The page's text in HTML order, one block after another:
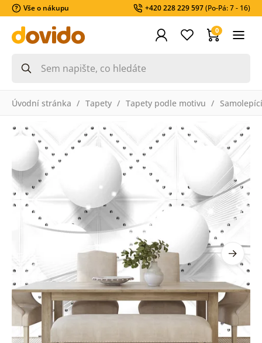
Vše o nákupu +420 228 229 597(Po-Pá: 7 - 16)
0
Úvodní stránka Tapety Tapety podle motivu